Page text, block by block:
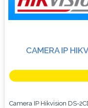
CAMERA IP
Camera IP Hikvision DS-